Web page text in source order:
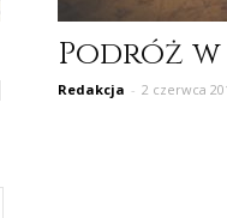
Podróż w
Redakcja - 2 czerwca